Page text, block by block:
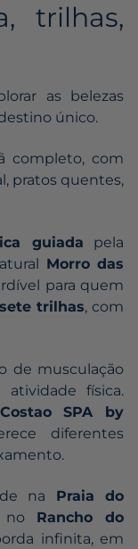
trilhas,
as belezas
único.
completo, com
pratos quentes,
guiada pela
Morro das
para quem
sete trilhas, com
de musculação
física.
Costao SPA by
diferentes
na Praia do
no Rancho do
infinita, em